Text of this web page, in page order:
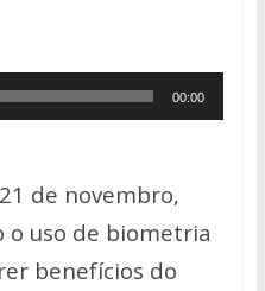
e 00:00
de novembro,
uso de biometria
benefícios do